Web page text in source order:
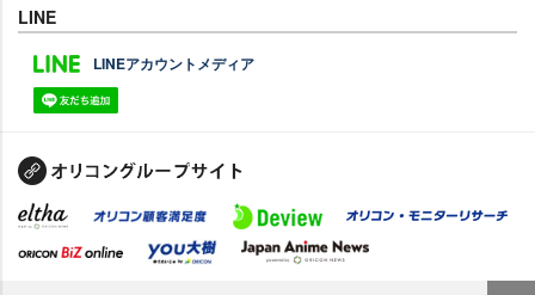
LINE
LINEアカウントメディア